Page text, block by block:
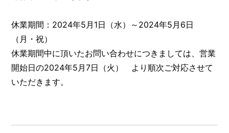
休業期間：2024年5月1日（水）～2024年5月6日
（月・祝）
休業期間中に頂いたお問い合わせにつきましては、営業
開始日の2024年5月7日（火） より順次ご対応させて
いただきます。